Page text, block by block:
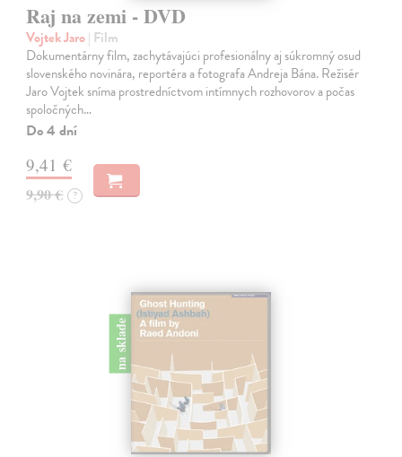
Raj na zemi - DVD
Vojtek Jaro| Film
Dokumentárny film, zachytávajúci profesionálny aj súkromný osud
slovenského novinára, reportéra a fotografa Andreja Bána. Režisér
Jaro Vojtek sníma prostredníctvom intímnych rozhovorov a počas
spoločných…
Do 4 dní
9,41 €
9,90 € ?
na sklade